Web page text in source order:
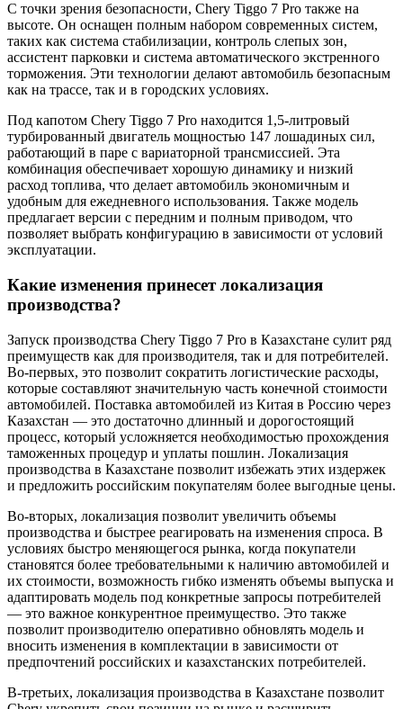
С точки зрения безопасности, Chery Tiggo 7 Pro также на
высоте. Он оснащен полным набором современных систем,
таких как система стабилизации, контроль слепых зон,
ассистент парковки и система автоматического экстренного
торможения. Эти технологии делают автомобиль безопасным
как на трассе, так и в городских условиях.
Под капотом Chery Tiggo 7 Pro находится 1,5-литровый
турбированный двигатель мощностью 147 лошадиных сил,
работающий в паре с вариаторной трансмиссией. Эта
комбинация обеспечивает хорошую динамику и низкий
расход топлива, что делает автомобиль экономичным и
удобным для ежедневного использования. Также модель
предлагает версии с передним и полным приводом, что
позволяет выбрать конфигурацию в зависимости от условий
эксплуатации.
Какие изменения принесет локализация
производства?
Запуск производства Chery Tiggo 7 Pro в Казахстане сулит ряд
преимуществ как для производителя, так и для потребителей.
Во-первых, это позволит сократить логистические расходы,
которые составляют значительную часть конечной стоимости
автомобилей. Поставка автомобилей из Китая в Россию через
Казахстан — это достаточно длинный и дорогостоящий
процесс, который усложняется необходимостью прохождения
таможенных процедур и уплаты пошлин. Локализация
производства в Казахстане позволит избежать этих издержек
и предложить российским покупателям более выгодные цены.
Во-вторых, локализация позволит увеличить объемы
производства и быстрее реагировать на изменения спроса. В
условиях быстро меняющегося рынка, когда покупатели
становятся более требовательными к наличию автомобилей и
их стоимости, возможность гибко изменять объемы выпуска и
адаптировать модель под конкретные запросы потребителей
— это важное конкурентное преимущество. Это также
позволит производителю оперативно обновлять модель и
вносить изменения в комплектации в зависимости от
предпочтений российских и казахстанских потребителей.
В-третьих, локализация производства в Казахстане позволит